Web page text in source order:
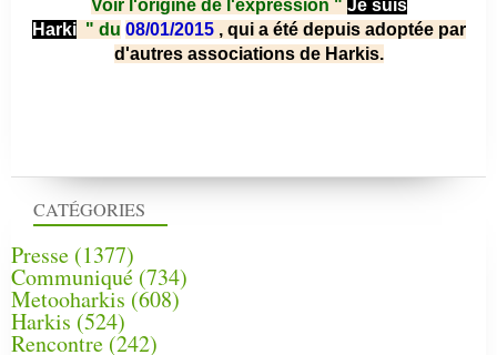
CATÉGORIES
Presse (1377)
Communiqué (734)
Metooharkis (608)
Harkis (524)
Rencontre (242)
Voir l'origine de l'expression " Je suis
Harki " du 08/01/2015 , qui a été depuis adoptée par
d'autres associations de Harkis.